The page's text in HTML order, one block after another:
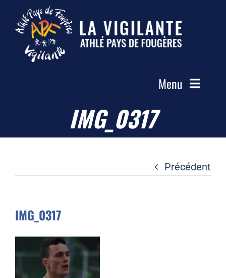
Passer
contenu
Menu
Photos
Contact
IMG_0317
Précédent
IMG_0317